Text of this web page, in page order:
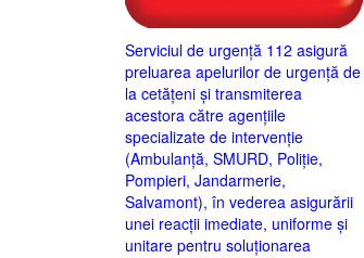
Serviciul de urgență 112 asigură
preluarea apelurilor de urgență de
la cetățeni și transmiterea
acestora către agențiile
specializate de intervenție
(Ambulanță, SMURD, Poliție,
Pompieri, Jandarmerie,
Salvamont), în vederea asigurării
unei reacții imediate, uniforme și
unitare pentru soluționarea